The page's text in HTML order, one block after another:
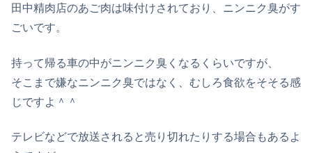
田中精肉店のあご肉は味付けされており、ニンニク臭がす
ごいです。
持って帰る車の中がニンニク臭くなるくらいですが、
そこまで嫌なニンニク臭ではなく、むしろ食欲をそそる感
じですよ＾＾
テレビなどで放送されると売り切れたりする場合もあるよ